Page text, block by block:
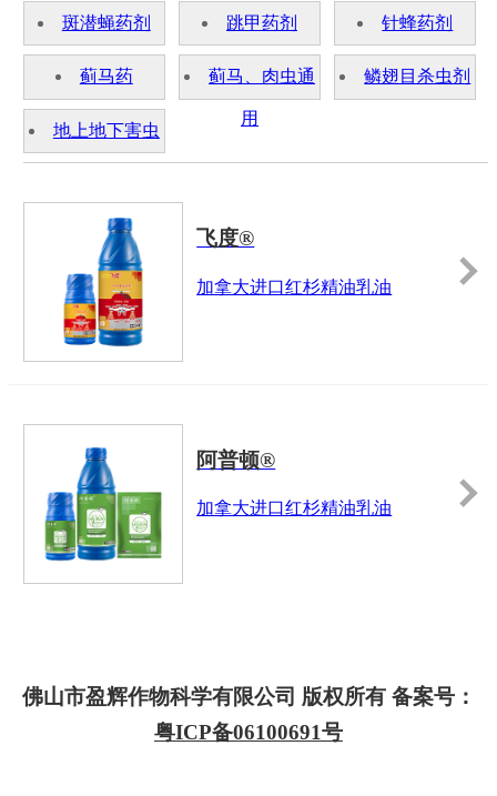
虫
斑潜蝇药剂 跳甲药剂 针蜂药剂
蓟马药 蓟马、肉虫通
用
鳞翅目杀虫剂
地上地下害虫
飞度®
加拿大进口红杉精油乳油
阿普顿®
加拿大进口红杉精油乳油
佛山市盈辉作物科学有限公司 版权所有 备案号：
粤ICP备06100691号